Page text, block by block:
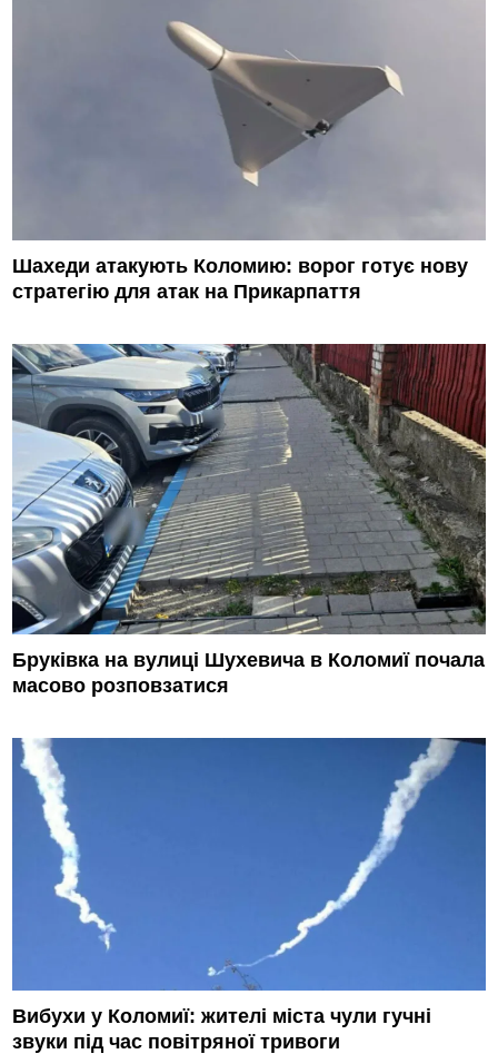
Шахеди атакують Коломию: ворог готує нову
стратегію для атак на Прикарпаття
Бруківка на вулиці Шухевича в Коломиї почала
масово розповзатися
Вибухи у Коломиї: жителі міста чули гучні
звуки під час повітряної тривоги